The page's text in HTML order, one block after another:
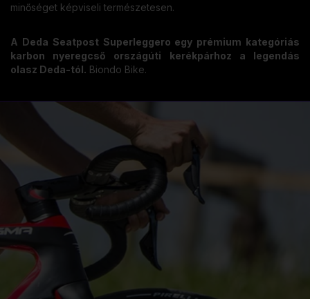
minőséget képviseli természetesen.
A Deda Seatpost Superleggero egy prémium kategóriás
karbon nyeregcső országúti kerékpárhoz a legendás
olasz Deda-tól. Biondo Bike.